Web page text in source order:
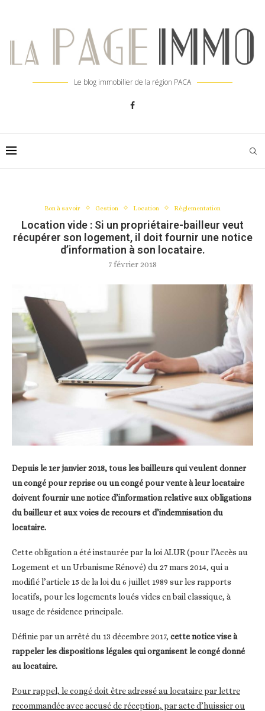
Le blog immobilier de la région PACA
Bon à savoir Gestion Location Réglementation
Location vide : Si un propriétaire-bailleur veut
récupérer son logement, il doit fournir une notice
d’information à son locataire.
7 février 2018
Depuis le 1er janvier 2018, tous les bailleurs qui veulent donner
un congé pour reprise ou un congé pour vente à leur locataire
doivent fournir une notice d’information relative aux obligations
du bailleur et aux voies de recours et d’indemnisation du
locataire.
Cette obligation a été instaurée par la loi ALUR (pour l’Accès au
Logement et un Urbanisme Rénové) du 27 mars 2014, qui a
modifié l’article 15 de la loi du 6 juillet 1989 sur les rapports
locatifs, pour les logements loués vides en bail classique, à
usage de résidence principale.
Définie par un arrêté du 13 décembre 2017, cette notice vise à
rappeler les dispositions légales qui organisent le congé donné
au locataire.
Pour rappel, le congé doit être adressé au locataire par lettre
recommandée avec accusé de réception, par acte d’huissier ou